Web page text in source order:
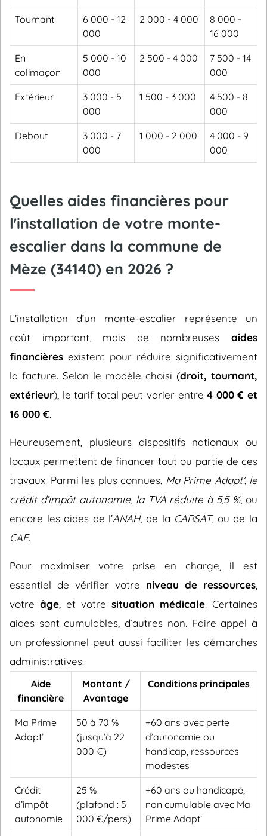
Tournant
6 000 - 12
000
2 000 - 4 000
8 000 -
16 000
En
colimaçon
5 000 - 10
000
2 500 - 4 000
7 500 - 14
000
Extérieur
3 000 - 5
000
1 500 - 3 000
4 500 - 8
000
Debout
3 000 - 7
000
1 000 - 2 000
4 000 - 9
000
Quelles aides financières pour
l'installation de votre monte-
escalier dans la commune de
Mèze (34140) en 2026 ?
L’installation d’un monte-escalier représente un
coût important, mais de nombreuses aides
financières existent pour réduire significativement
la facture. Selon le modèle choisi (droit, tournant,
extérieur), le tarif total peut varier entre4 000 € et
16 000 €.
Heureusement, plusieurs dispositifs nationaux ou
locaux permettent de financer tout ou partie de ces
travaux. Parmi les plus connues, Ma Prime Adapt’, le
crédit d’impôt autonomie, la TVA réduite à 5,5 %, ou
encore les aides de l’ANAH, de la CARSAT, ou de la
CAF.
Pour maximiser votre prise en charge, il est
essentiel de vérifier votre niveau de ressources
votre âge , et votre situation médicale. Certaines
aides sont cumulables, d’autres non. Faire appel à
un professionnel peut aussi faciliter les démarches
administratives.
Aide
financière
Montant /
Avantage
Conditions principales
Ma Prime
Adapt’
50 à 70 %
(jusqu’à 22
000 €)
+60 ans avec perte
d’autonomie ou
handicap, ressources
modestes
Crédit
d’impôt
autonomie
25 %
(plafond : 5
000 €/pers)
+60 ans ou handicapé,
non cumulable avec Ma
Prime Adapt’